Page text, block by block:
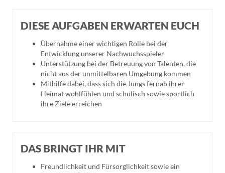
DIESE AUFGABEN ERWARTEN EUCH
Übernahme einer wichtigen Rolle bei der
Entwicklung unserer Nachwuchsspieler
Unterstützung bei der Betreuung von Talenten, die
nicht aus der unmittelbaren Umgebung kommen
Mithilfe dabei, dass sich die Jungs fernab ihrer
Heimat wohlfühlen und schulisch sowie sportlich
ihre Ziele erreichen
DAS BRINGT IHR MIT
Freundlichkeit und Fürsorglichkeit sowie ein